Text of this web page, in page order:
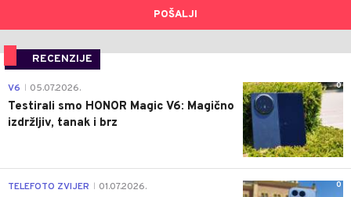
POŠALJI
RECENZIJE
0
V6 05.07.2026.
Testirali smo HONOR Magic V6: Magično
izdržljiv, tanak i brz
0
TELEFOTO ZVIJER 01.07.2026.